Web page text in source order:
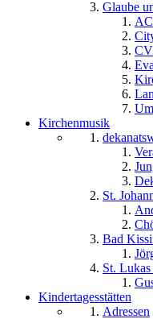
Glaube
Kirchenmusik
St.
Bad
St.
Kindertagesstätten
Adressen